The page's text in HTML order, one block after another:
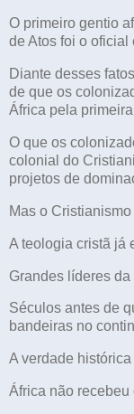
O primeiro gentio
de Atos foi o
Diante desses
de que os
África pela
O que os
colonial do
projetos de
Mas o
A teologia cristã já
Grandes líderes
Séculos antes de
bandeiras no
A verdade
África não